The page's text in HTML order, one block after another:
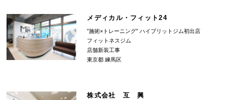
メディカル・フィット24
”施術×トレーニング” ハイブリットジム初出店
フィットネスジム
店舗新装工事
東京都 練馬区
株式会社 互 興